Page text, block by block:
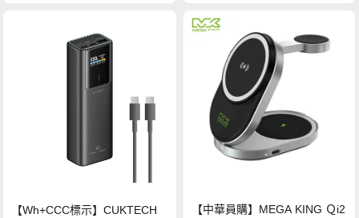
【Wh+CCC標示】CUKTECH
【中華員購】MEGA KING Ｑi2